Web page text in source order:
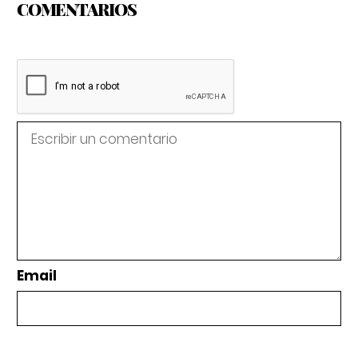
COMENTARIOS
Email